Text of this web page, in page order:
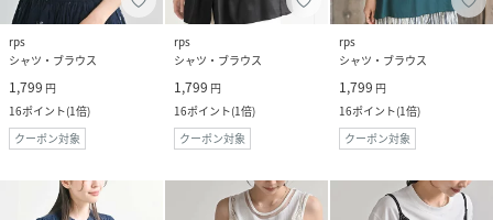
rps
シャツ・ブラウス
1,799 円
16ポイント(1倍)
クーポン対象
rps
シャツ・ブラウス
1,799 円
16ポイント(1倍)
クーポン対象
rps
シャツ・ブラウス
1,799 円
16ポイント(1倍)
クーポン対象